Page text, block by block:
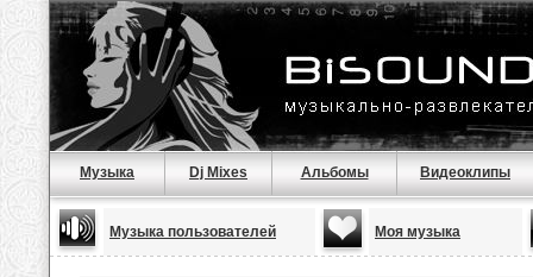
Музыка Dj Mixes Альбомы Видеоклипы
Музыка пользователей Моя музыка